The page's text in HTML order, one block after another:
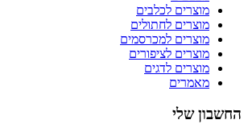
מוצרים לכלבים
מוצרים לחתולים
מוצרים למכרסמים
מוצרים לציפורים
מוצרים לדגים
מאמרים
החשבון שלי